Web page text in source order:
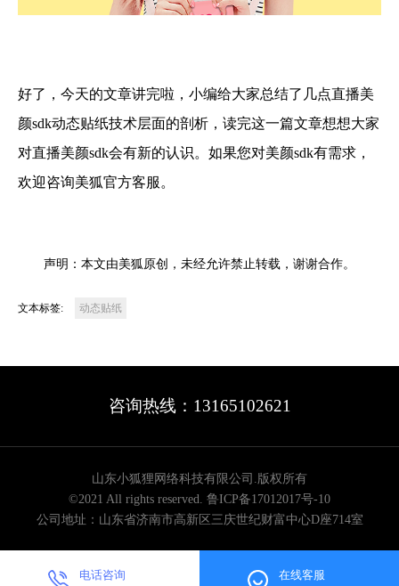
好了，今天的文章讲完啦，小编给大家总结了几点直播美
颜sdk动态贴纸技术层面的剖析， 读完这一篇文章想想大家
对直播美颜sdk会有新的认识。如果您对美颜sdk有需求，
欢迎咨询美狐官方客服。
声明：本文由美狐原创，未经允许禁止转载，谢谢合作。
文本标签: 动态贴纸
咨询热线：13165102621
山东小狐狸网络科技有限公司.版权所有
©2021 All rights reserved. 鲁ICP备17012017号-10
公司地址：山东省济南市高新区三庆世纪财富中心D座714室
电话咨询
在线客服